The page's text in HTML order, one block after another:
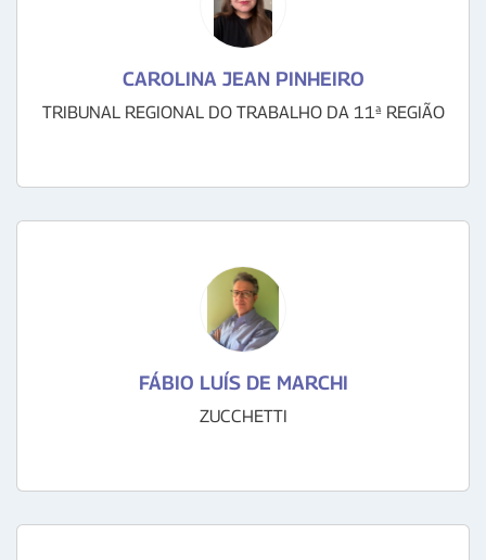
CAROLINA JEAN PINHEIRO
TRIBUNAL REGIONAL DO TRABALHO DA 11ª REGIÃO
FÁBIO LUÍS DE MARCHI
ZUCCHETTI